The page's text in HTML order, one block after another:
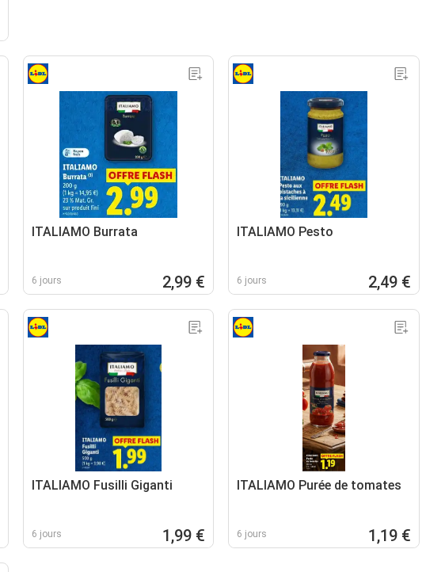
ITALIAMO Burrata
6 jours 2,99 €
ITALIAMO Pesto
6 jours 2,49 €
ITALIAMO Fusilli Giganti
6 jours 1,99 €
ITALIAMO Purée de tomates
6 jours 1,19 €